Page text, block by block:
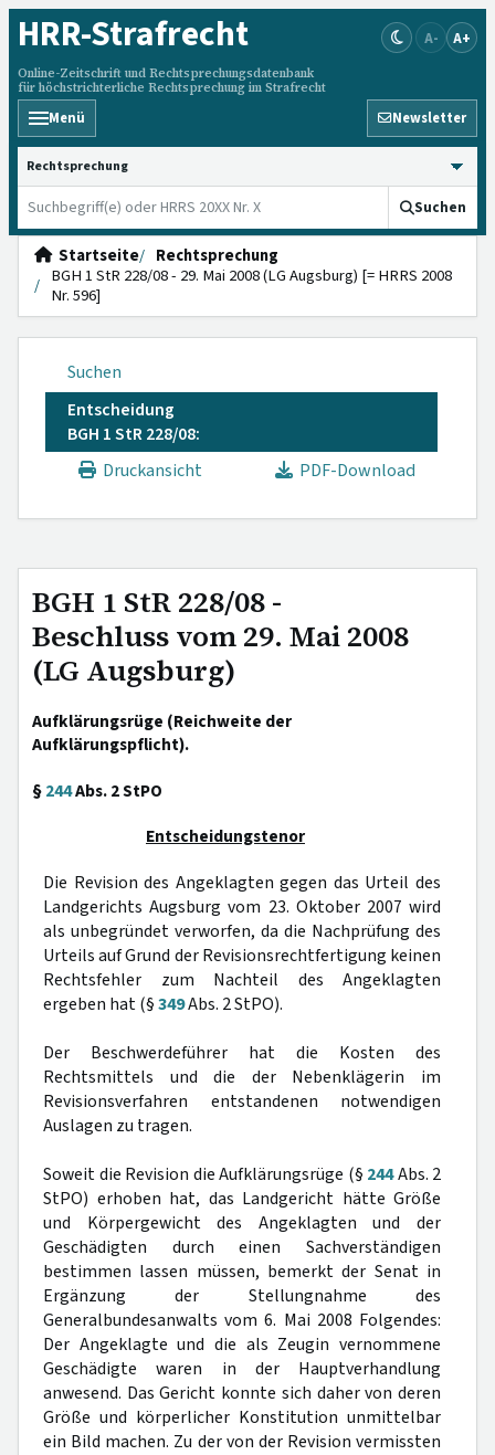
HRR-Strafrecht
Online-Zeitschrift und Rechtsprechungsdatenbank
für höchstrichterliche Rechtsprechung im Strafrecht
A- A+
Menü Newsletter
HRRS durchsuchen
Suchen
Startseite
Rechtsprechung
BGH 1 StR 228/08 - 29. Mai 2008 (LG Augsburg) [= HRRS 2008
Nr. 596]
Suchen
Entscheidung
BGH 1 StR 228/08:
Druckansicht
PDF-Download
BGH 1 StR 228/08 -
Beschluss vom 29. Mai 2008
(LG Augsburg)
Aufklärungsrüge (Reichweite der
Aufklärungspflicht).
§244Abs. 2 StPO
Entscheidungstenor
Die Revision des Angeklagten gegen das Urteil des
Landgerichts Augsburg vom 23. Oktober 2007 wird
als unbegründet verworfen, da die Nachprüfung des
Urteils auf Grund der Revisionsrechtfertigung keinen
Rechtsfehler zum Nachteil des Angeklagten
ergeben hat (§349Abs. 2 StPO).
Der Beschwerdeführer hat die Kosten des
Rechtsmittels und die der Nebenklägerin im
Revisionsverfahren entstandenen notwendigen
Auslagen zu tragen.
Soweit die Revision die Aufklärungsrüge (§ 244Abs. 2
StPO) erhoben hat, das Landgericht hätte Größe
und Körpergewicht des Angeklagten und der
Geschädigten durch einen Sachverständigen
bestimmen lassen müssen, bemerkt der Senat in
Ergänzung der Stellungnahme des
Generalbundesanwalts vom 6. Mai 2008 Folgendes:
Der Angeklagte und die als Zeugin vernommene
Geschädigte waren in der Hauptverhandlung
anwesend. Das Gericht konnte sich daher von deren
Größe und körperlicher Konstitution unmittelbar
ein Bild machen. Zu der von der Revision vermissten